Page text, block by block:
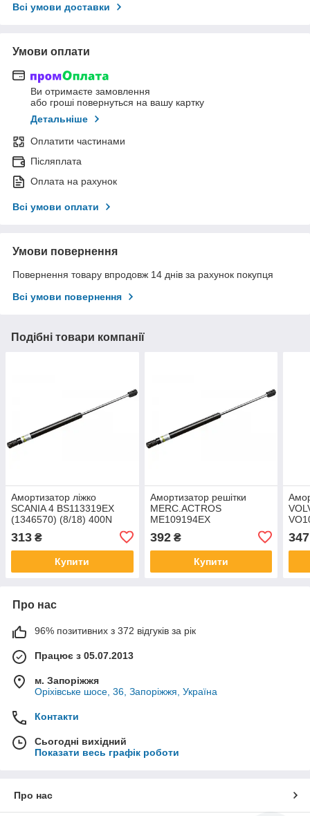
Всі умови доставки
Умови оплати
Ви отримаєте замовлення
або гроші повернуться на вашу картку
Детальніше
Оплатити частинами
Післяплата
Оплата на рахунок
Всі умови оплати
Умови повернення
Повернення товару впродовж 14 днів за рахунок покупця
Всі умови повернення
Подібні товари компанії
Амортизатор ліжко
SCANIA 4 BS113319EX
(1346570) (8/18) 400N
313 ₴
Купити
Амортизатор решітки
MERC.ACTROS
ME109194EX
300N S195/L508mm
EuroEx
392₴
Купити
347
Про нас
96% позитивних з 372 відгуків за рік
Працює з 05.07.2013
м. Запоріжжя
Оріхівське шосе, 36, Запоріжжя, Україна
Контакти
Сьогодні вихідний
Показати весь графік роботи
Про нас